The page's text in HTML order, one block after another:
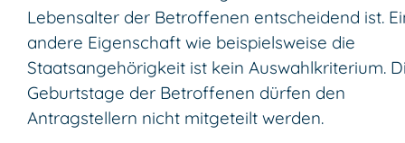
Lebensalter der Betroffenen entscheidend ist.
andere Eigenschaft wie beispielsweise die
Staatsangehörigkeit ist kein Auswahlkriterium.
Geburtstage der Betroffenen dürfen den
Antragstellern nicht mitgeteilt werden.